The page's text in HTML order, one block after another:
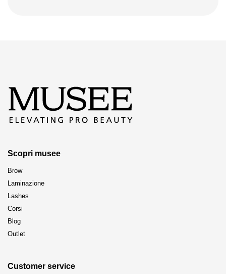
Scopri musee
Brow
Laminazione
Lashes
Corsi
Blog
Outlet
Customer service